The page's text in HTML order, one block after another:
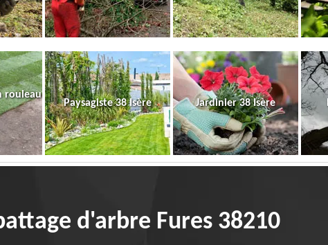
rouleau
Paysagiste 38 Isère Jardinier 38 Isère
d'arbre Fures 38210